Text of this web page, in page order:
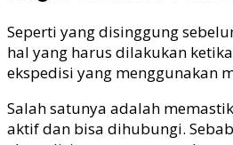
Seperti yang disinggung
hal yang harus dilakukan
ekspedisi yang menggunakan
Salah satunya adalah
aktif dan bisa dihubungi.